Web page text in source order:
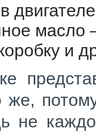
масло
и
не